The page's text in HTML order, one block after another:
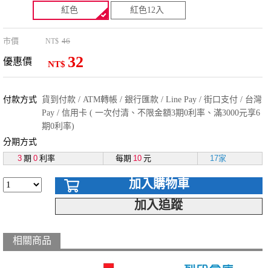
紅色 紅色12入
市價 NT$ 46
優惠價 NT$ 32
付款方式 貨到付款 / ATM轉帳 / 銀行匯款 / Line Pay / 街口支付 / 台灣
Pay / 信用卡 ( 一次付清、不限金額3期0利率、滿3000元享6
期0利率)
分期方式
3 期 0 利率 每期 10 元 17家
加入購物車
加入追蹤
相關商品